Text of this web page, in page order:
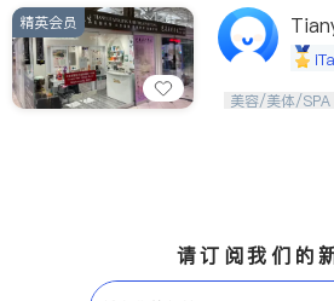
Stouffville
Maple
Waterloo
Guelph
Burlington
Ajax
Port Perry
King
ON - Other Cities
精英会员
美，从头开始
美容/美体/SPA
请订阅我们的